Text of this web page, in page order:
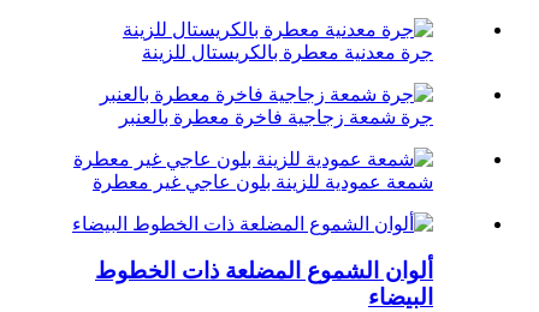
جرة معدنية معطرة بالكريستال للزينة
جرة شمعة زجاجية فاخرة معطرة بالعنبر
شمعة عمودية للزينة بلون عاجي غير معطرة
ألوان الشموع المضلعة ذات الخطوط
البيضاء